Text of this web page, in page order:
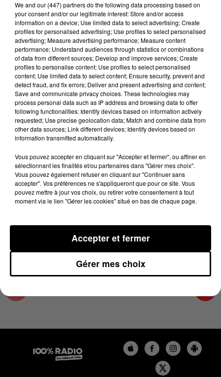
Lecture (2 min 22 sec)
100%
100% Radio les infos du Comminges
17 avril 2024 - 2 min 22 sec
LES INFOS DU COMMINGES DU 17/04/2024 À
14H00
Podcast infos du Comminges
We and our (447) partnersdo the following data processing based on
your consent and/or our legitimate interest: Store and/or access
information on a device; Use limited data to select advertising; Create
profiles for personalised advertising; Use profiles to select personalised
advertising; Measure advertising performance; Measure content
performance; Understand audiences through statistics or combinations
of data from different sources; Develop and improve services; Create
profiles to personalise content; Use profiles to select personalised
content; Use limited data to select content; Ensure security, prevent and
detect fraud, and fix errors; Deliver and present advertising and content;
Save and communicate privacy choices. These technologies may
process personal data such as IP address and browsing data to offer
following functionalities: Identify devices based on information actively
requested; Use precise geolocation data; Match and combine data from
other data sources; Link different devices; Identify devices based on
information transmitted automatically.
Vous pouvez accepter en cliquant sur "Accepter et fermer", ou affiner en
sélectionnant les finalités et/ou partenaires dans "Gérer mes choix".
Vous pouvez également refuser en cliquant sur "Continuer sans
accepter". Vos préférences ne s'appliqueront que pour ce site. Vous
pouvez mettre à jour vos choix, ou retirer votre consentement à tout
moment via le lien "Gérer les cookies" situé en bas de chaque page.
Gérer mes choix
Accepter et fermer